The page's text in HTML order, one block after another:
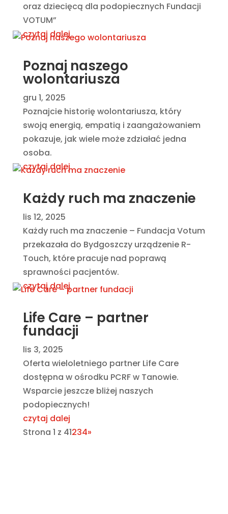
oraz dziecięcą dla podopiecznych Fundacji
VOTUM”
czytaj dalej
Poznaj naszego
wolontariusza
gru 1, 2025
Poznajcie historię wolontariusza, który
swoją energią, empatią i zaangażowaniem
pokazuje, jak wiele może zdziałać jedna
osoba.
czytaj dalej
Każdy ruch ma znaczenie
lis 12, 2025
Każdy ruch ma znaczenie – Fundacja Votum
przekazała do Bydgoszczy urządzenie R-
Touch, które pracuje nad poprawą
sprawności pacjentów.
czytaj dalej
Life Care – partner
fundacji
lis 3, 2025
Oferta wieloletniego partner Life Care
dostępna w ośrodku PCRF w Tanowie.
Wsparcie jeszcze bliżej naszych
podopiecznych!
czytaj dalej
Strona 1 z 41234»